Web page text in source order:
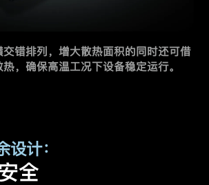
交错排列，增大散热面积的同时还可借
，确保高温工况下设备稳定运行。
计：
全